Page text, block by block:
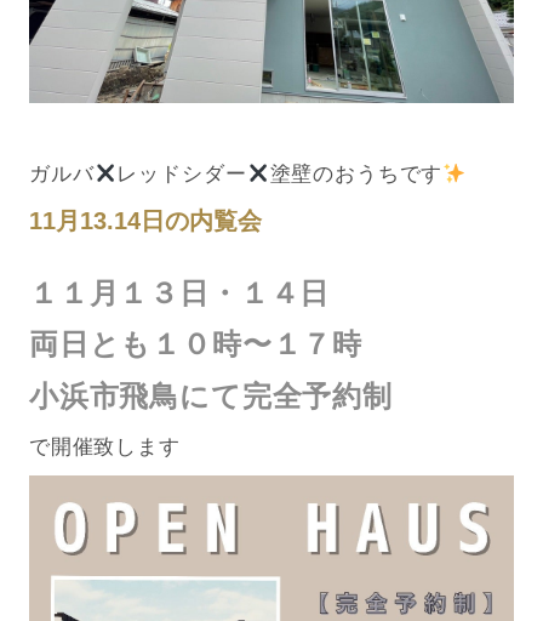
ガルバ レッドシダー 塗壁のおうちです
11月13.14日の内覧会
１１月１３日・１４日
両日とも１０時〜１７時
小浜市飛鳥にて完全予約制
で開催致します